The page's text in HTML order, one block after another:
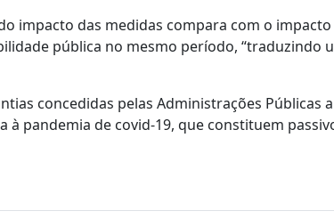
impacto das medidas compara com o
pública no mesmo período, “traduzindo
concedidas pelas Administrações Públicas
pandemia de covid-19, que constituem